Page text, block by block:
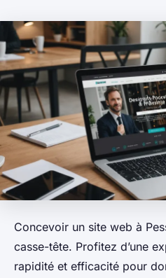
Concevoir un site web à
casse-tête. Profitez d’une
rapidité et efficacité pour